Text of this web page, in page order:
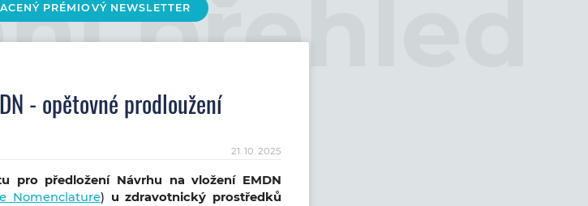
PRÉMIOVÝ NEWSLETTER
- opětovné prodloužení
21. 10. 2025
pro předložení Návrhu na vložení EMDN
Nomenclature) uzdravotnický prostředků